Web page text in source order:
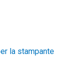
la stampante